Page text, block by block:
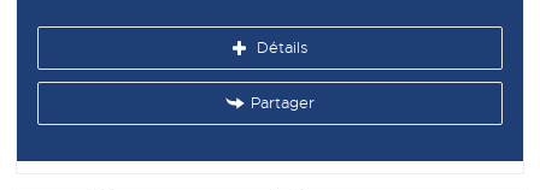
Détails
Partager